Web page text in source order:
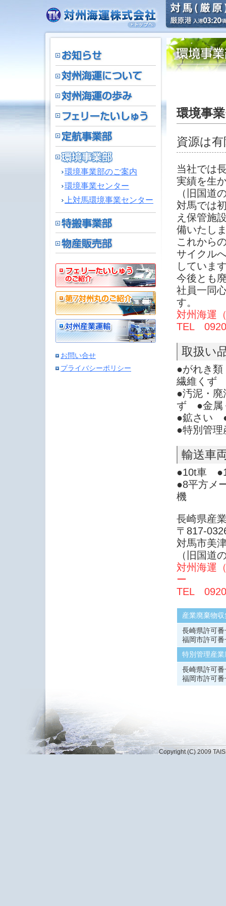
環境事業部のご案内
環境事業センター
上対馬環境事業センター
お問い合せ
プライバシーポリシー
環境事
資源は
当社では
実績を生
（旧国道
対馬では
え保管施
備いたし
これから
サイクル
していま
今後とも
社員一同
す。
対州海運
TEL
取扱い
●がれき
繊維くず
●汚泥・
ず ●金属
●鉱さい
●特別管
輸送車
●10t車
●8平方メ
機
長崎県産
〒817-
対馬市美
（旧国道
対州海運
ー
TEL
産業廃棄物
長崎県許可
福岡市許可
特別管理産
長崎県許可
福岡市許可
Copyright (C) 2009